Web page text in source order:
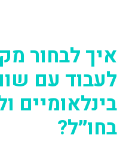
איך לבחור
לעבוד עם
בינלאומיים
בחו״ל?